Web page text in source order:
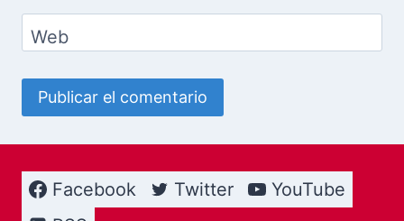
Web
Facebook Twitter
YouTube